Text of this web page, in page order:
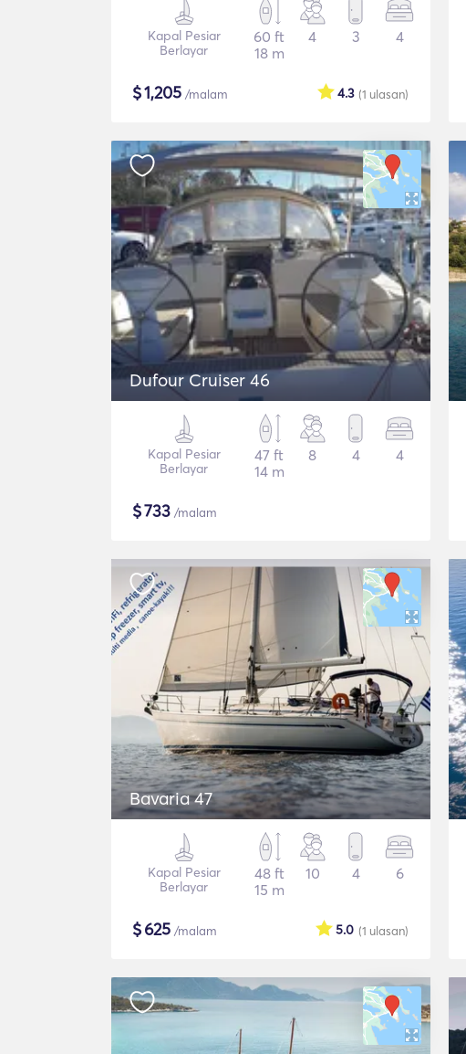
Kapal Pesiar
Berlayar
60 ft
18 m
4 3 4
$1,205 /malam (1 ulasan)
4.3
Dufour Cruiser 46
Kapal Pesiar
Berlayar
47 ft
14 m
8 4 4
$733 /malam
Bavaria 47
Kapal Pesiar
Berlayar
48 ft
15 m
10 4 6
$625 /malam (1 ulasan)
5.0